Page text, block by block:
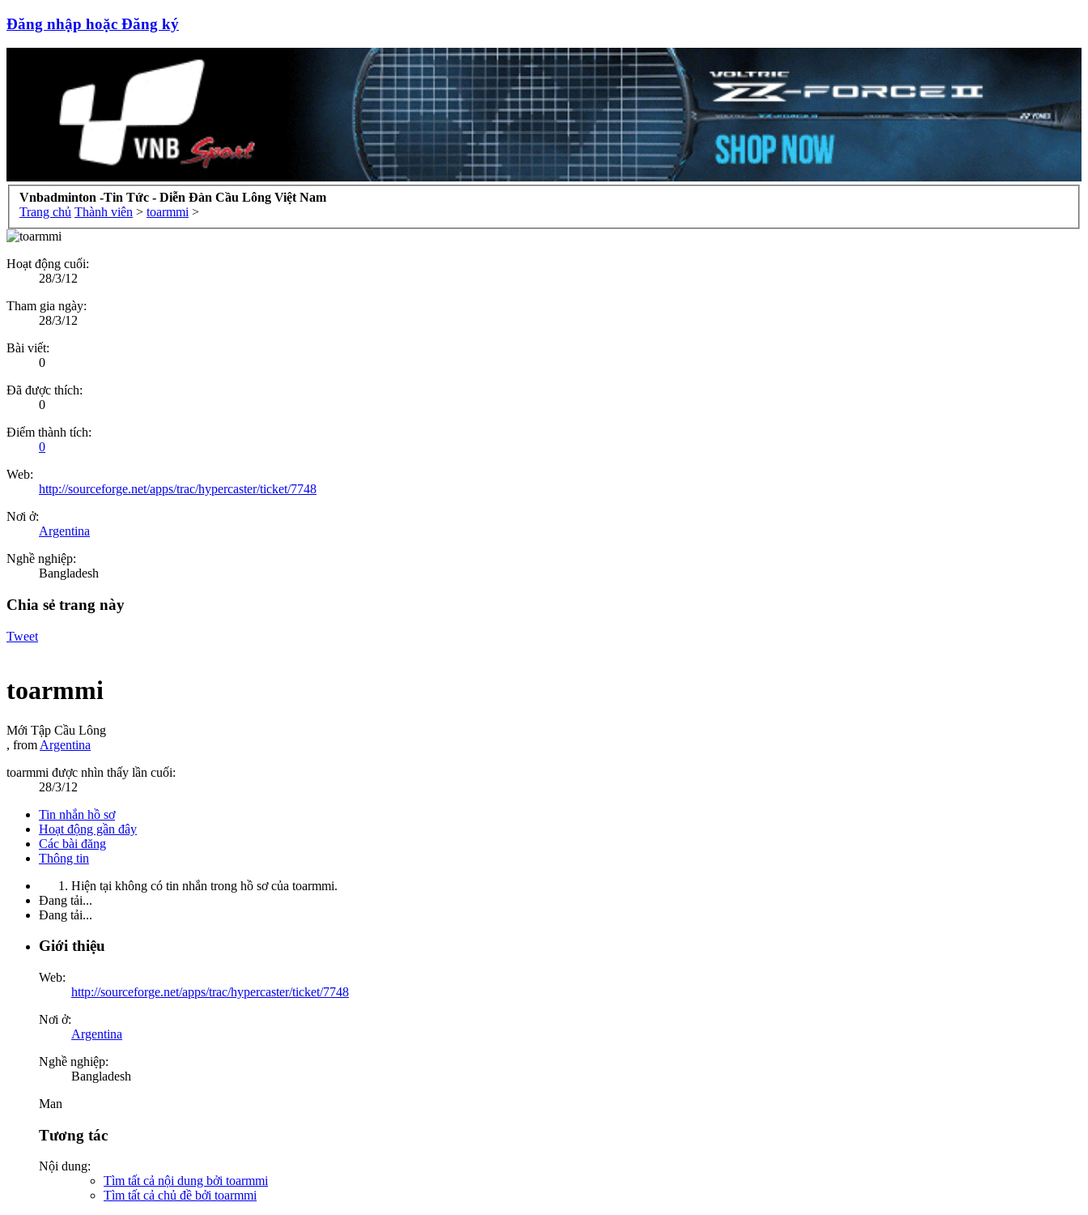
Đăng nhập hoặc Đăng ký
Vnbadminton -Tin Tức - Diễn Đàn Cầu Lông Việt Nam
Trang chủ Thành viên > toarmmi >
Hoạt động cuối:
28/3/12
Tham gia ngày:
28/3/12
Bài viết:
0
Đã được thích:
0
Điểm thành tích:
0
Web:
http://sourceforge.net/apps/trac/hypercaster/ticket/7748
Nơi ở:
Argentina
Nghề nghiệp:
Bangladesh
Chia sẻ trang này
Tweet
toarmmi
Mới Tập Cầu Lông
, from Argentina
toarmmi được nhìn thấy lần cuối:
28/3/12
Tin nhắn hồ sơ
Hoạt động gần đây
Các bài đăng
Thông tin
Hiện tại không có tin nhắn trong hồ sơ của toarmmi.
Đang tải...
Đang tải...
Giới thiệu
Web:
http://sourceforge.net/apps/trac/hypercaster/ticket/7748
Nơi ở:
Argentina
Nghề nghiệp:
Bangladesh
Man
Tương tác
Nội dung:
Tìm tất cả nội dung bởi toarmmi
Tìm tất cả chủ đề bởi toarmmi